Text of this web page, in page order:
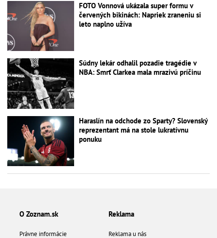
FOTO Vonnová ukázala super formu v
červených bikinách: Napriek zraneniu si
leto naplno užíva
Súdny lekár odhalil pozadie tragédie v
NBA: Smrť Clarkea mala mrazivú príčinu
Haraslín na odchode zo Sparty? Slovenský
reprezentant má na stole lukratívnu
ponuku
O Zoznam.sk
Právne informácie
Reklama
Reklama u nás